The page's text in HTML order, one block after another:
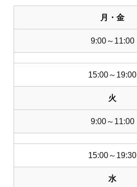
月・金
9:00～11:00
15:00～19:00
火
9:00～11:00
15:00～19:30
水